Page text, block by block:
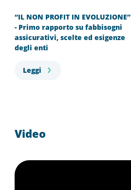
“IL NON PROFIT IN EVOLUZIONE”
- Primo rapporto su fabbisogni
assicurativi, scelte ed esigenze
degli enti
Leggi
Video